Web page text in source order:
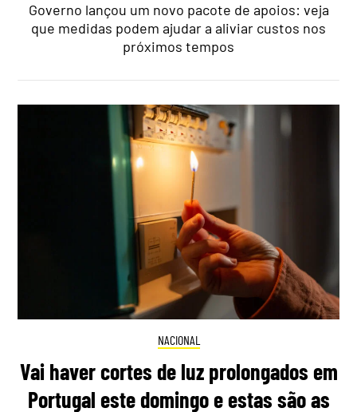
Governo lançou um novo pacote de apoios: veja
que medidas podem ajudar a aliviar custos nos
próximos tempos
NACIONAL
Vai haver cortes de luz prolongados em
Portugal este domingo e estas são as